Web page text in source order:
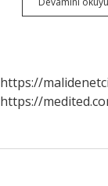
https://
https://